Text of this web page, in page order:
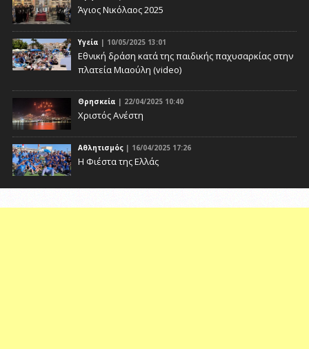
Άγιος Νικόλαος 2025
Υγεία | 10/05/2025 13:01
Eθνική δράση κατά της παιδικής παχυσαρκίας στην
πλατεία Μιαούλη (video)
Θρησκεία | 22/04/2025 10:40
Χριστός Ανέστη
Αθλητισμός | 16/04/2025 17:26
Η Φιέστα της Ελλάς